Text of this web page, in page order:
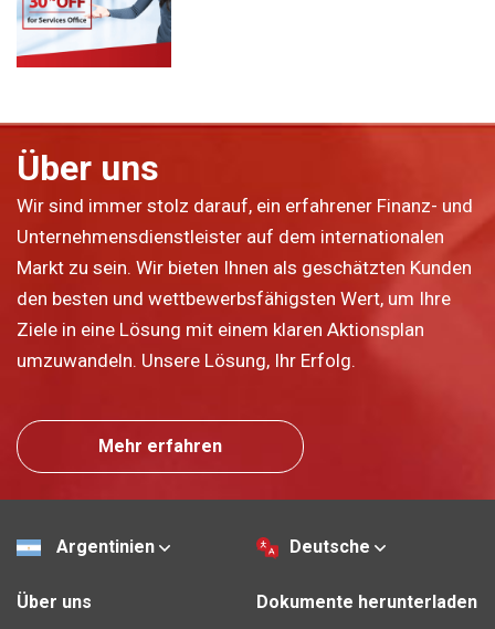
Über uns
Wir sind immer stolz darauf, ein erfahrener Finanz- und
Unternehmensdienstleister auf dem internationalen
Markt zu sein. Wir bieten Ihnen als geschätzten Kunden
den besten und wettbewerbsfähigsten Wert, um Ihre
Ziele in eine Lösung mit einem klaren Aktionsplan
umzuwandeln. Unsere Lösung, Ihr Erfolg.
Mehr erfahren
Argentinien Deutsche
Über uns
Dokumente herunterladen